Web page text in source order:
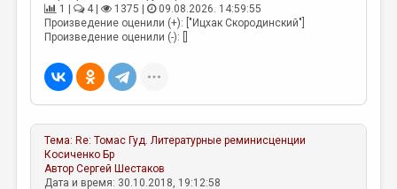
1 |
4 | 1375 |
09.08.2026. 14:59:55
Произведение оценили (+): ["Ицхак Скородинский"]
Произведение оценили (-): []
Тема: Re: Томас Гуд. Литературные реминисценции
Косиченко Бр
АвторСергей Шестаков
Дата и время: 30.10.2018, 19:12:58